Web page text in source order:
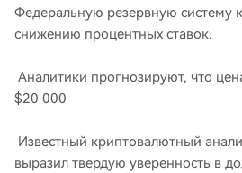
Федеральную резервную систему
снижению процентных ставок.
Аналитики прогнозируют, что
$20 000
Известный криптовалютный
выразил твердую уверенность в